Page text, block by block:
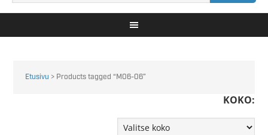
Etusivu > Products tagged “M06-06”
KOKO: